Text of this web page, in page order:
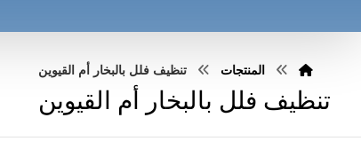
المنتجات تنظيف فلل بالبخار أم القيوين
تنظيف فلل بالبخار أم القيوين